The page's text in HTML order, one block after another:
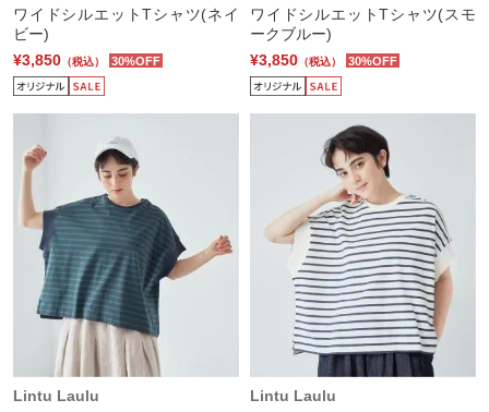
ワイドシルエットTシャツ(ネイ
ビー)
¥3,850 （税込） 30%OFF
ワイドシルエットTシャツ(スモ
ークブルー)
¥3,850 （税込） 30%OFF
Lintu Laulu
Lintu Laulu